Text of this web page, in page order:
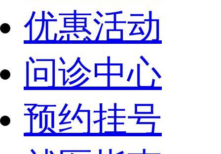
优惠活动
问诊中心
预约挂号